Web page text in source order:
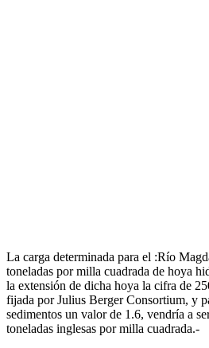
La carga determinada para el :Río
toneladas por milla cuadrada de hoya
la extensión de dicha hoya la cifra de
fijada por Julius Berger Consortium, y
sedimentos un valor de 1.6, vendría a
toneladas inglesas por milla cuadrada.-